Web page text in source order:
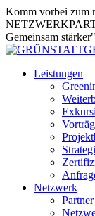
Zum
Inhalt
springen
Komm vorbei zum
Gemeinsam
Leistungen
Netzwerk